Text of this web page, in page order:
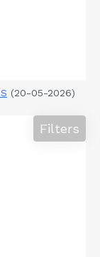
(20-05-2026)
Filters